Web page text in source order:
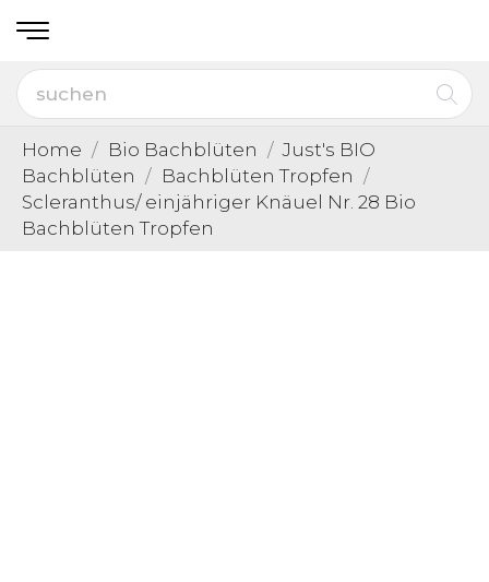
Home Bio Bachblüten
Just's BIO
Bachblüten
Bachblüten Tropfen
Scleranthus/ einjähriger Knäuel Nr. 28 Bio
Bachblüten Tropfen